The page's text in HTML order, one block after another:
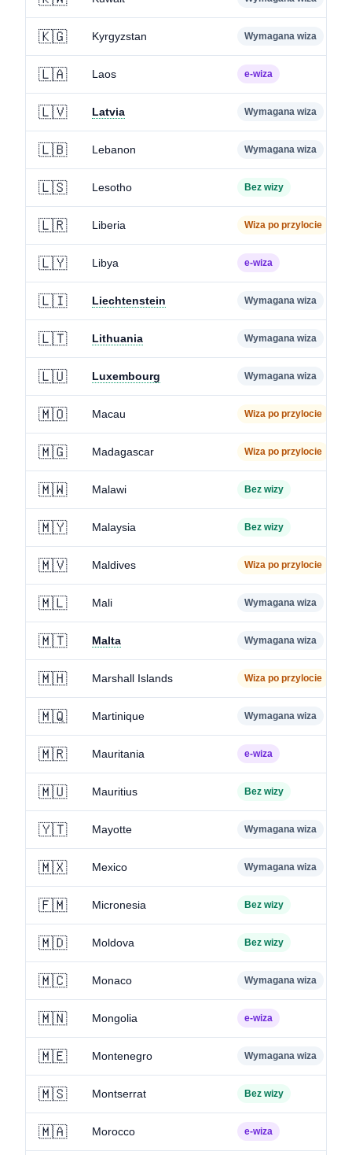
🇰🇬 Kyrgyzstan Wymagana wiza
🇱🇦 Laos e-wiza
🇱🇻 Latvia Wymagana wiza
🇱🇧 Lebanon Wymagana wiza
🇱🇸 Lesotho Bez wizy
🇱🇷 Liberia Wiza po przylocie
🇱🇾 Libya e-wiza
🇱🇮 Liechtenstein Wymagana wiza
🇱🇹 Lithuania Wymagana wiza
🇱🇺 Luxembourg Wymagana wiza
🇲🇴 Macau Wiza po przylocie
🇲🇬 Madagascar Wiza po przylocie
🇲🇼 Malawi Bez wizy
🇲🇾 Malaysia Bez wizy
🇲🇻 Maldives Wiza po przylocie
🇲🇱 Mali Wymagana wiza
🇲🇹 Malta Wymagana wiza
🇲🇭 Marshall Islands Wiza po przylocie
🇲🇶 Martinique Wymagana wiza
🇲🇷 Mauritania e-wiza
🇲🇺 Mauritius Bez wizy
🇾🇹 Mayotte Wymagana wiza
🇲🇽 Mexico Wymagana wiza
🇫🇲 Micronesia Bez wizy
🇲🇩 Moldova Bez wizy
🇲🇨 Monaco Wymagana wiza
🇲🇳 Mongolia e-wiza
🇲🇪 Montenegro Wymagana wiza
🇲🇸 Montserrat Bez wizy
🇲🇦 Morocco e-wiza